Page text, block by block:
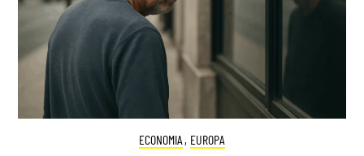
ECONOMIA , EUROPA